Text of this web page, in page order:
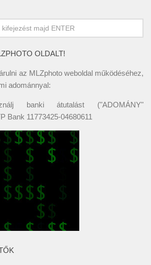
OLDALT!
az MLZphoto weboldal működéséhez,
adománnyal:
banki átutalást ("ADOMÁNY"
Bank 11773425-04680611